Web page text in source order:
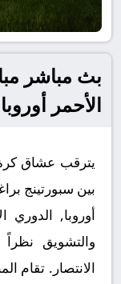
بث مباشر
الأحمر
يترقب عشاق كرة
بين سبورتينج
أوروبا, الدوري
والتشويق
الانتصار. تقام